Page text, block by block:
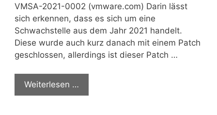
VMSA-2021-0002 (vmware.com) Darin lässt
sich erkennen, dass es sich um eine
Schwachstelle aus dem Jahr 2021 handelt.
Diese wurde auch kurz danach mit einem Patch
geschlossen, allerdings ist dieser Patch …
Weiterlesen …